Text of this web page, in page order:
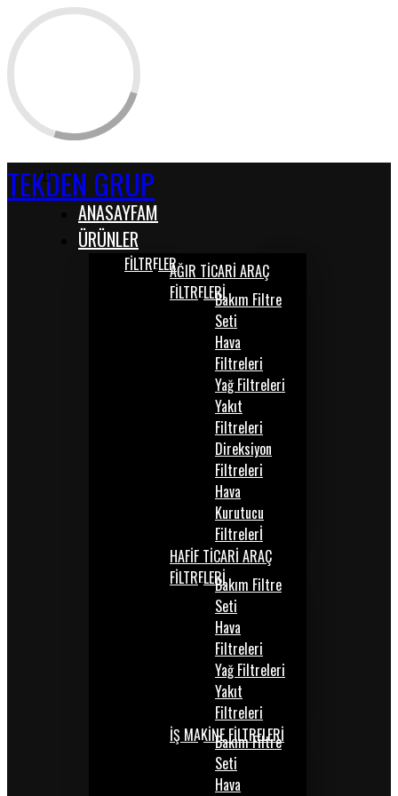
TEKDEN GRUP
ANASAYFAM
ÜRÜNLER
FİLTRELERAĞIR TİCARİ ARAÇ
FİLTRELERİBakım Filtre
Seti
Hava
Filtreleri
Yağ Filtreleri
Yakıt
Filtreleri
Direksiyon
Filtreleri
Hava
Kurutucu
Filtrelerİ
HAFİF TİCARİ ARAÇ
FİLTRELERİBakım Filtre
Seti
Hava
Filtreleri
Yağ Filtreleri
Yakıt
Filtreleri
İŞ MAKİNE FİLTRELERİ
Bakım Filtre
Seti
Hava